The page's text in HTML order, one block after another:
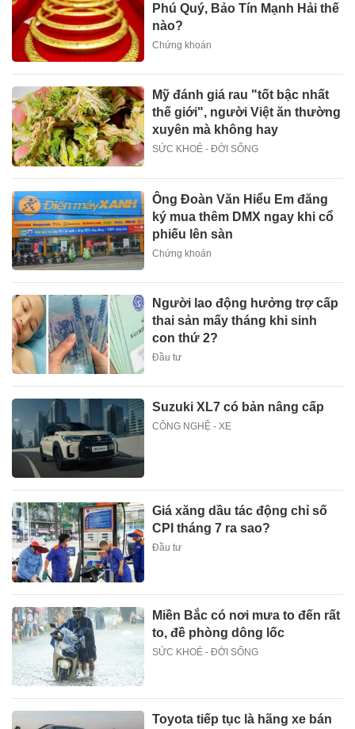
Phú Quý, Bảo Tín Mạnh Hải thế
nào?
Chứng khoán
Mỹ đánh giá rau "tốt bậc nhất
thế giới", người Việt ăn thường
xuyên mà không hay
SỨC KHOẺ - ĐỜI SỐNG
Ông Đoàn Văn Hiểu Em đăng
ký mua thêm DMX ngay khi cổ
phiếu lên sàn
Chứng khoán
Người lao động hưởng trợ cấp
thai sản mấy tháng khi sinh
con thứ 2?
Đầu tư
Suzuki XL7 có bản nâng cấp
CÔNG NGHỆ - XE
Giá xăng dầu tác động chỉ số
CPI tháng 7 ra sao?
Đầu tư
Miền Bắc có nơi mưa to đến rất
to, đề phòng dông lốc
SỨC KHOẺ - ĐỜI SỐNG
Toyota tiếp tục là hãng xe bán